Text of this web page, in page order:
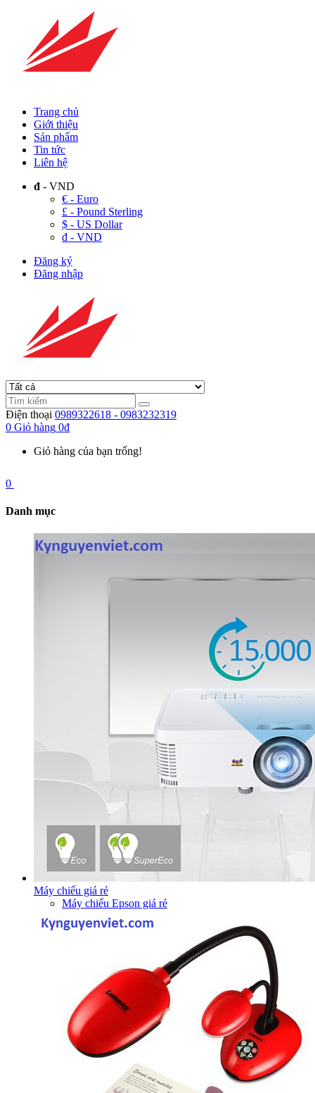
Trang chủ
Giới thiệu
Sản phẩm
Tin tức
Liên hệ
đ - VND
€ - Euro
£ - Pound Sterling
$ - US Dollar
đ - VND
Đăng ký
Đăng nhập
Điện thoại 0989322618 - 0983232319
0 Giỏ hàng 0đ
Giỏ hàng của bạn trống!
0
Danh mục
Máy chiếu giá rẻ
Máy chiếu Epson giá rẻ